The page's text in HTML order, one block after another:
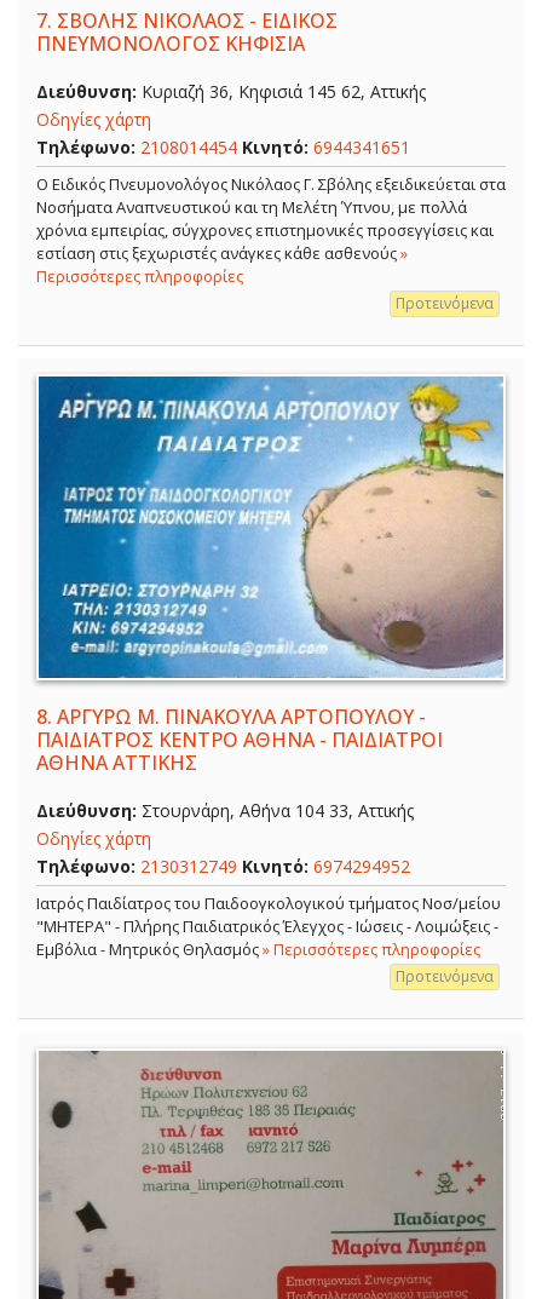
7. ΣΒΟΛΗΣ ΝΙΚΟΛΑΟΣ - ΕΙΔΙΚΟΣ
ΠΝΕΥΜΟΝΟΛΟΓΟΣ ΚΗΦΙΣΙΑ
Διεύθυνση: Κυριαζή 36, Κηφισιά 145 62, Αττικής
Οδηγίες χάρτη
Τηλέφωνο: 2108014454 Κινητό: 6944341651
O Ειδικός Πνευμονολόγος Νικόλαος Γ. Σβόλης εξειδικεύεται στα
Νοσήματα Αναπνευστικού και τη Μελέτη Ύπνου, με πολλά
χρόνια εμπειρίας, σύγχρονες επιστημονικές προσεγγίσεις και
εστίαση στις ξεχωριστές ανάγκες κάθε ασθενούς»
Περισσότερες πληροφορίες
Προτεινόμενα
8. ΑΡΓΥΡΩ Μ. ΠΙΝΑΚΟΥΛΑ ΑΡΤΟΠΟΥΛΟΥ -
ΠΑΙΔΙΑΤΡΟΣ ΚΕΝΤΡΟ ΑΘΗΝΑ - ΠΑΙΔΙΑΤΡΟΙ
ΑΘΗΝΑ ΑΤΤΙΚΗΣ
Διεύθυνση: Στουρνάρη, Αθήνα 104 33, Αττικής
Οδηγίες χάρτη
Τηλέφωνο: 2130312749 Κινητό: 6974294952
Ιατρός Παιδίατρος του Παιδοογκολογικού τμήματος Νοσ/μείου
"ΜΗΤΕΡΑ" - Πλήρης Παιδιατρικός Έλεγχος - Ιώσεις - Λοιμώξεις -
Εμβόλια - Μητρικός Θηλασμός» Περισσότερες πληροφορίες
Προτεινόμενα